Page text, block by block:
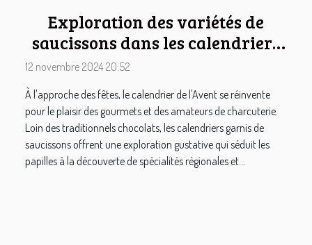
Exploration des variétés de
saucissons dans les calendriers
de l'Avent
12 novembre 2024 20:52
À l'approche des fêtes, le calendrier de l'Avent se réinvente
pour le plaisir des gourmets et des amateurs de charcuterie.
Loin des traditionnels chocolats, les calendriers garnis de
saucissons offrent une exploration gustative qui séduit les
papilles à la découverte de spécialités régionales et...